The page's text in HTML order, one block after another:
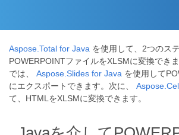
Aspose.Total for Java を使用して、2つのス
POWERPOINTファイルをXLSMに変換でき
では、 Aspose.Slides for Java を使用して
にエクスポートできます。次に、
て、HTMLをXLSMに変換できます。